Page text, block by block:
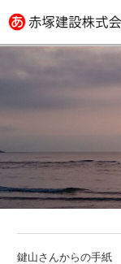
鍵山さんからの手紙